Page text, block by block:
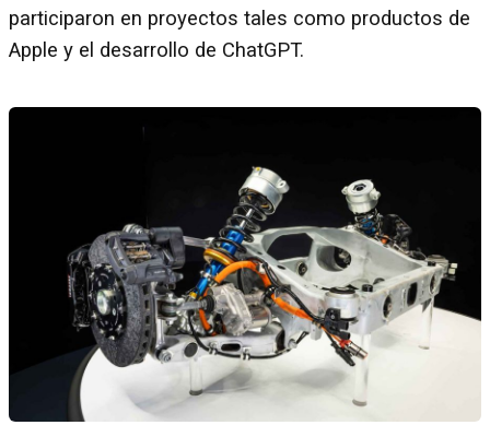
participaron en proyectos tales como productos de
Apple y el desarrollo de ChatGPT.